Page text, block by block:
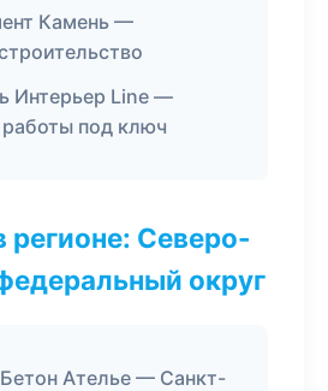
Камень —
Интерьер Line —
под ключ
регионе: Северо-
округ
Ателье — Санкт-